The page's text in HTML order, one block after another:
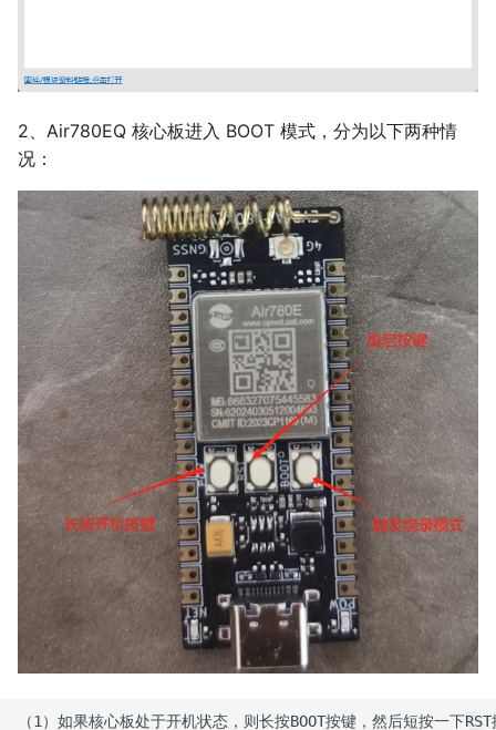
2、Air780EQ 核心板进入 BOOT 模式，分为以下两种情
况：
（1）如果核心板处于开机状态，则长按BOOT按键，然后短按一下